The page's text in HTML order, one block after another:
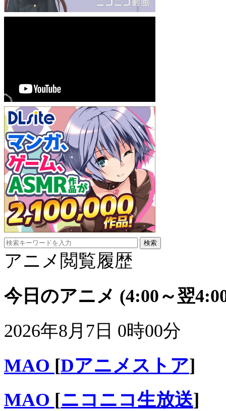
アニメ閲覧履歴
今日のアニメ (4:00～翌
2026年8月7日 0時00分
MAO [Dアニメストア]
MAO [ニコニコ生放送]